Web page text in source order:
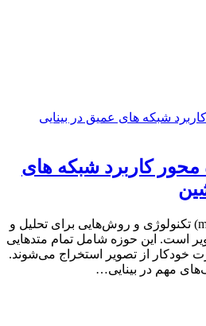
محور کاربرد شبکه های
بینایی ماشین (machine Vision) تکنولوژی و روش‌هایی برای تحلیل و
است. این حوزه شامل تمام متدهایی
خودکار از تصویر استخراج می‌شوند.
مهم در بینایی…